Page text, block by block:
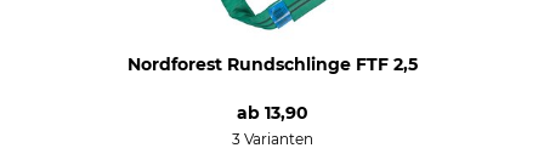
Nordforest Rundschlinge FTF 2,5
ab 13,90
3 Varianten